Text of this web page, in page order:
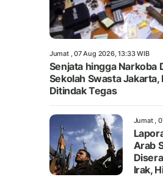
Jumat , 07 Aug 2026, 13:33 WIB
Senjata hingga Narkoba
Sekolah Swasta
Ditindak Tegas
Jumat ,
Arab
Irak,